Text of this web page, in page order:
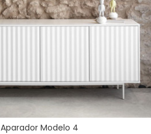
Aparador Modelo 4